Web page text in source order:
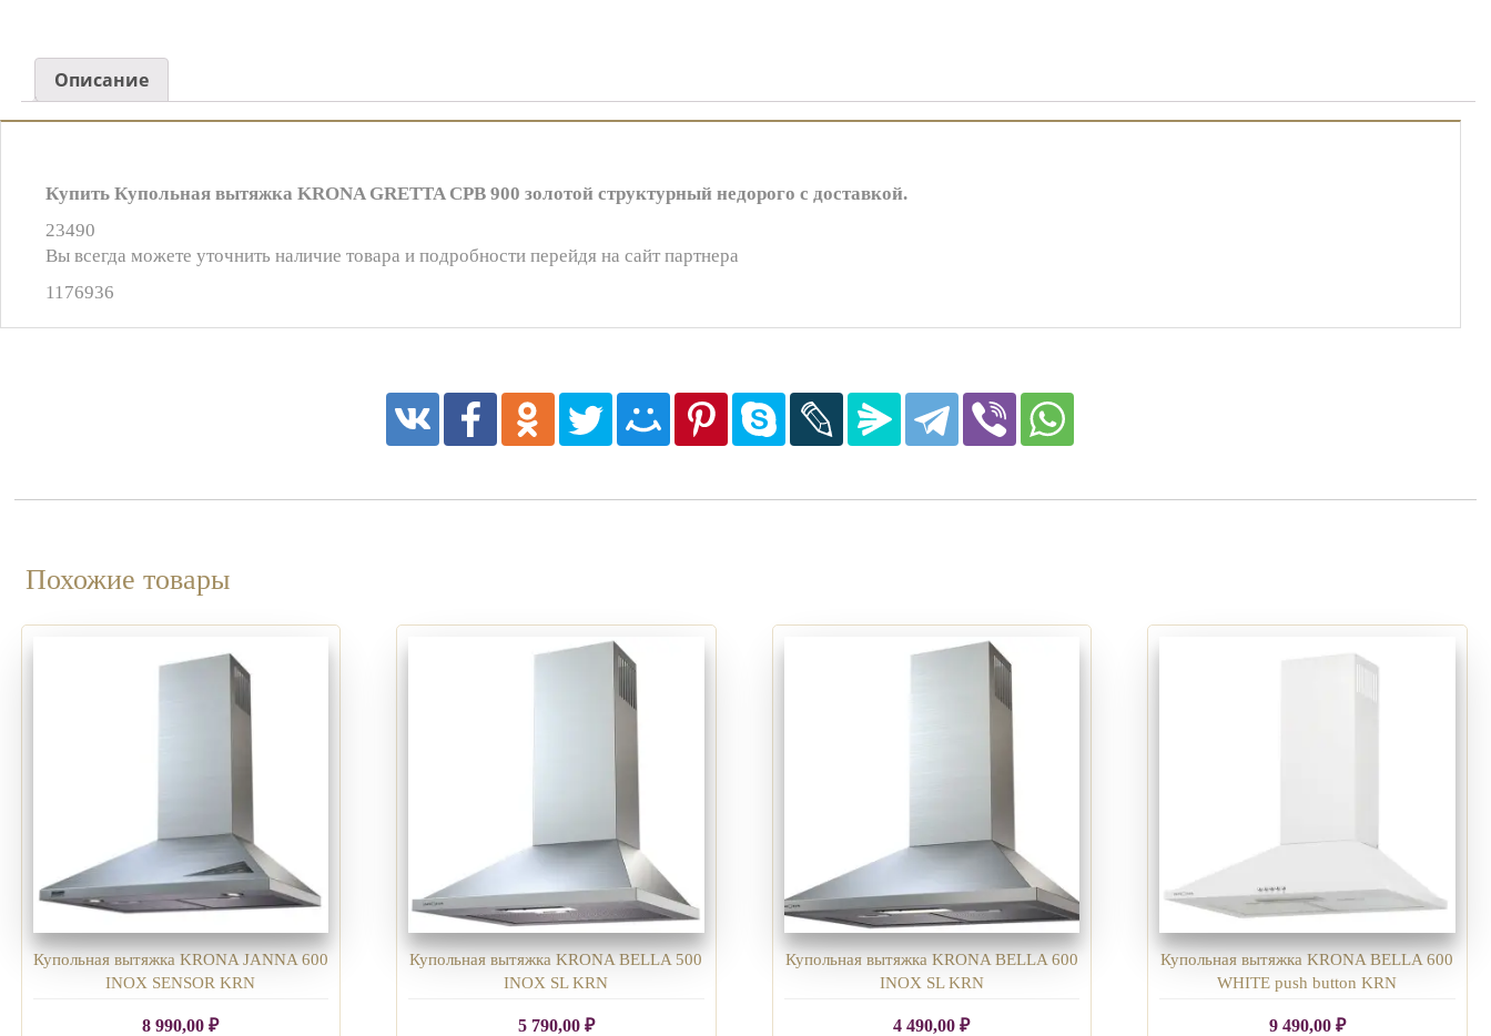
Описание
Купить Купольная вытяжка KRONA GRETTA CPB 900 золотой структурный недорого с доставкой.
23490
Вы всегда можете уточнить наличие товара и подробности перейдя на сайт партнера
1176936
Похожие товары
Купольная вытяжка KRONA JANNA 600
INOX SENSOR KRN
8 990,00₽
Купольная вытяжка KRONA BELLA 500
INOX SL KRN
5 790,00 ₽
Купольная вытяжка KRONA BELLA 600
INOX SL KRN
4 490,00₽
Купольная вытяжка KRONA BELLA 600
WHITE push button KRN
9 490,00 ₽